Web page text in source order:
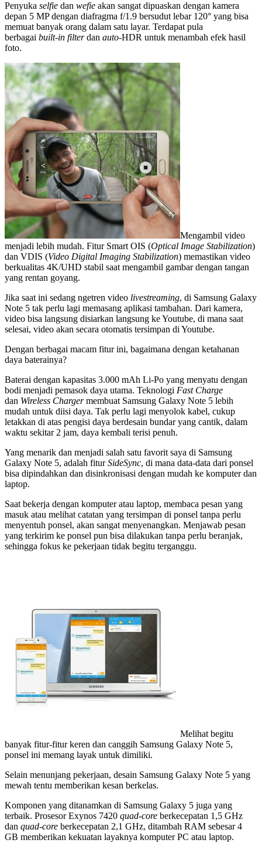
Penyuka selfie dan wefie akan sangat dipuaskan dengan kamera
depan 5 MP dengan diafragma f/1.9 bersudut lebar 120° yang bisa
memuat banyak orang dalam satu layar. Terdapat pula
berbagai built-in filterdan auto-HDR untuk menambah efek hasil
foto.
Mengambil video
menjadi lebih mudah. Fitur Smart OIS (Optical Image Stabilization)
dan VDIS (Video Digital Imaging Stabilization) memastikan video
berkualitas 4K/UHD stabil saat mengambil gambar dengan tangan
yang rentan goyang.
Jika saat ini sedang ngetren video livestreaming, di Samsung Galaxy
Note 5 tak perlu lagi memasang aplikasi tambahan. Dari kamera,
video bisa langsung disiarkan langsung ke Youtube, di mana saat
selesai, video akan secara otomatis tersimpan di Youtube.
Dengan berbagai macam fitur ini, bagaimana dengan ketahanan
daya baterainya?
Baterai dengan kapasitas 3.000 mAh Li-Po yang menyatu dengan
bodi menjadi pemasok daya utama. Teknologi Fast Charge
dan Wireless Chargermembuat Samsung Galaxy Note 5 lebih
mudah untuk diisi daya. Tak perlu lagi menyolok kabel, cukup
letakkan di atas pengisi daya berdesain bundar yang cantik, dalam
waktu sekitar 2 jam, daya kembali terisi penuh.
Yang menarik dan menjadi salah satu favorit saya di Samsung
Galaxy Note 5, adalah fiturSideSync, di mana data-data dari ponsel
bisa dipindahkan dan disinkronisasi dengan mudah ke komputer dan
laptop.
Saat bekerja dengan komputer atau laptop, membaca pesan yang
masuk atau melihat catatan yang tersimpan di ponsel tanpa perlu
menyentuh ponsel, akan sangat menyenangkan. Menjawab pesan
yang terkirim ke ponsel pun bisa dilakukan tanpa perlu beranjak,
sehingga fokus ke pekerjaan tidak begitu terganggu.
Melihat begitu
banyak fitur-fitur keren dan canggih Samsung Galaxy Note 5,
ponsel ini memang layak untuk dimiliki.
Selain menunjang pekerjaan, desain Samsung Galaxy Note 5 yang
mewah tentu memberikan kesan berkelas.
Komponen yang ditanamkan di Samsung Galaxy 5 juga yang
terbaik. Prosesor Exynos 7420 quad-core berkecepatan 1,5 GHz
dan quad-core berkecepatan 2,1 GHz, ditambah RAM sebesar 4
GB memberikan kekuatan layaknya komputer PC atau laptop.